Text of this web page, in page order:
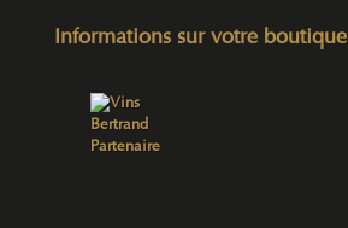
Informations sur votre boutique